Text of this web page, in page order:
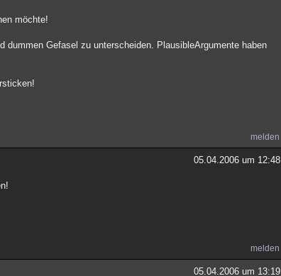
möchte!
Gefasel zu unterscheiden. PlausibleArgumente haben
melden
05.04.2006 um 12:48
melden
05.04.2006 um 13:19